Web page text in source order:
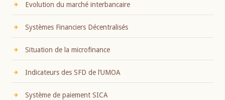
Evolution du marché interbancaire
Systèmes Financiers Décentralisés
Situation de la microfinance
Indicateurs des SFD de l’UMOA
Système de paiement SICA